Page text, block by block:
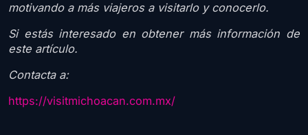
motivando a más viajeros a visitarlo y conocerlo.
Si estás interesado en obtener más información de
este artículo.
Contacta a:
https://visitmichoacan.com.mx/